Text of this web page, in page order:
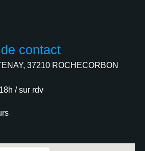
contact
37210 ROCHECORBON
/ sur rdv